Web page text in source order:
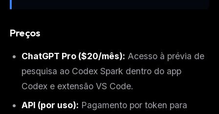
Preços
ChatGPT Pro ($20/mês): Acesso à prévia de
pesquisa ao Codex Spark dentro do app
Codex e extensão VS Code.
API (por uso): Pagamento por token para